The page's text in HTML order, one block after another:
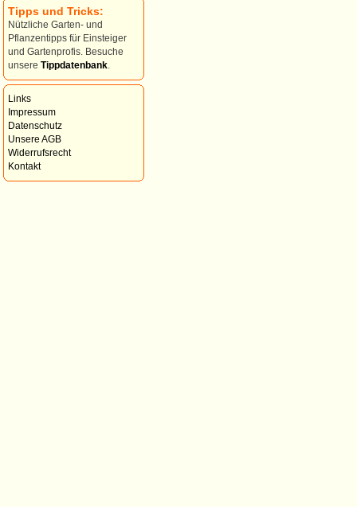
Tipps und Tricks:
Nützliche Garten- und
Pflanzentipps für Einsteiger
und Gartenprofis. Besuche
unsere Tippdatenbank
Links
Impressum
Datenschutz
Unsere AGB
Widerrufsrecht
Kontakt